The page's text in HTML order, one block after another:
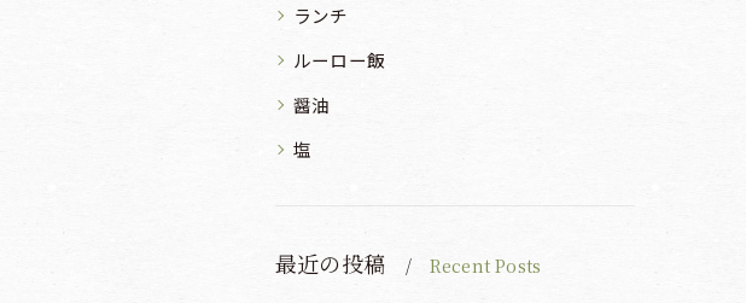
ランチ
ルーロー飯
醤油
塩
最近の投稿 Recent Posts